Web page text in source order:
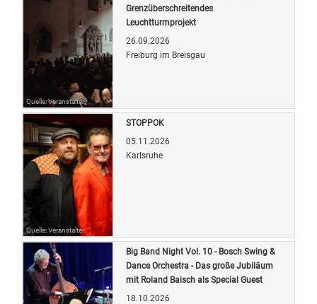
Quelle: Veranstalter
Grenzüberschreitendes
Leuchtturmprojekt
26.09.2026
Freiburg im Breisgau
Quelle: Veranstalter
STOPPOK
05.11.2026
Karlsruhe
Big Band Night Vol. 10 - Bosch Swing &
Dance Orchestra - Das große Jubiläum
mit Roland Baisch als Special Guest
18.10.2026